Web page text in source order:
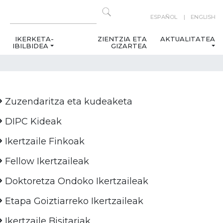
ESPAÑOL ENGLISH
IKERKETA-
IBILBIDEA
ZIENTZIA ETA
GIZARTEA
AKTUALITATEA
Zuzendaritza eta kudeaketa
DIPC Kideak
Ikertzaile Finkoak
Fellow Ikertzaileak
Doktoretza Ondoko Ikertzaileak
Etapa Goiztiarreko Ikertzaileak